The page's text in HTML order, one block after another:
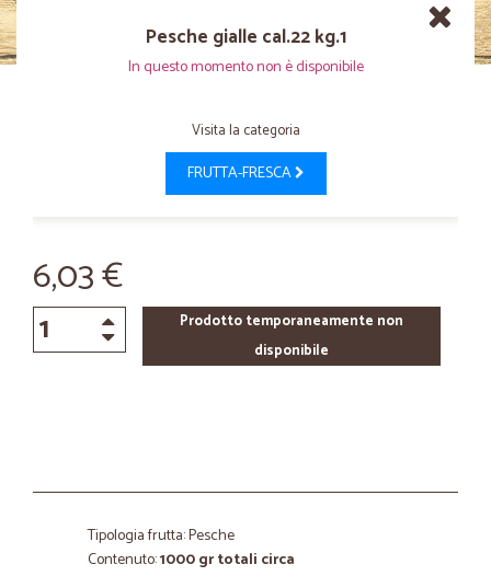
Pesche gialle cal.22 kg.1
In questo momento non è disponibile
Visita la categoria
FRUTTA-FRESCA
6,03 €
Prodotto temporaneamente non
disponibile
Tipologia frutta: Pesche
Contenuto:1000 gr totali circa